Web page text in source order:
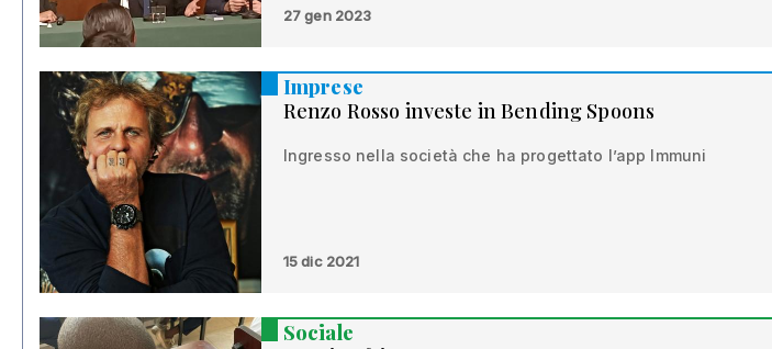
27 gen 2023
Imprese
Renzo Rosso investe in Bending Spoons
Ingresso nella società che ha progettato l’app Immuni
15 dic 2021
Sociale